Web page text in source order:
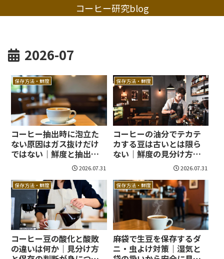
コーヒー研究blog
2026-07
保存方法・鮮度
コーヒー抽出時に泡立た
ない原因はガス抜けだけ
ではない｜鮮度と抽出条
件からおいしく直せる！
2026.07.31
保存方法・鮮度
コーヒーの油分でテカテ
カする豆は古いとは限ら
ない｜鮮度の見分け方を
味と保存で判断する!2026.07.31
保存方法・鮮度
コーヒー豆の酸化と酸敗
の違いは何か｜見分け方
保存方法・鮮度
麻袋で生豆を保存するダ
ニ・虫よけ対策｜湿気と